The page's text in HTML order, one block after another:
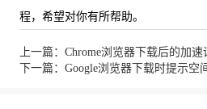
程，希望对你有所帮助。
上一篇：Chrome浏览器下载后的加
下一篇：Google浏览器下载时提示空